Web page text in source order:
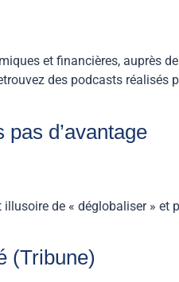
et financières, auprès
des podcasts réalisés
d’avantage
de « déglobaliser » et
(Tribune)